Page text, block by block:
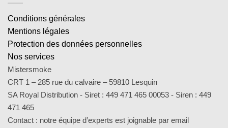
Conditions générales
Mentions légales
Protection des données personnelles
Nos services
Mistersmoke
CRT 1 – 285 rue du calvaire – 59810 Lesquin
SA Royal Distribution - Siret : 449 471 465 00053 - Siren : 449
471 465
Contact : notre équipe d’experts est joignable par email